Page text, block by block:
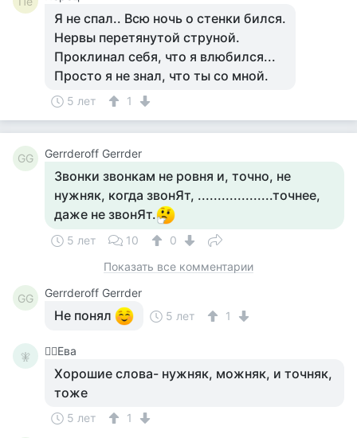
Я не спал.. Всю ночь о стенки бился.
Нервы перетянутой струной.
Проклинал себя, что я влюбился...
Просто я не знал, что ты со мной.
5 лет 1
GG Gerrderoff Gerrder
Звонки звонкам не ровня и, точно, не
нужняк, когда звонЯт, ...................точнее,
даже не звонЯт.
5 лет 10
0
Показать все комментарии
GG Gerrderoff Gerrder
Не понял 5 лет 1
🧚‍ 🧚‍♀️Ева
Хорошие слова- нужняк, можняк, и точняк,
тоже
5 лет 1